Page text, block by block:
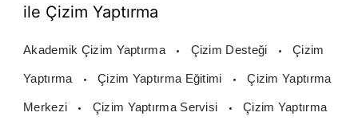
ile Çizim Yaptırma
Akademik Çizim Yaptırma Çizim Desteği Çizim
Yaptırma Çizim Yaptırma Eğitimi Çizim Yaptırma
Merkezi Çizim Yaptırma Servisi Çizim Yaptırma